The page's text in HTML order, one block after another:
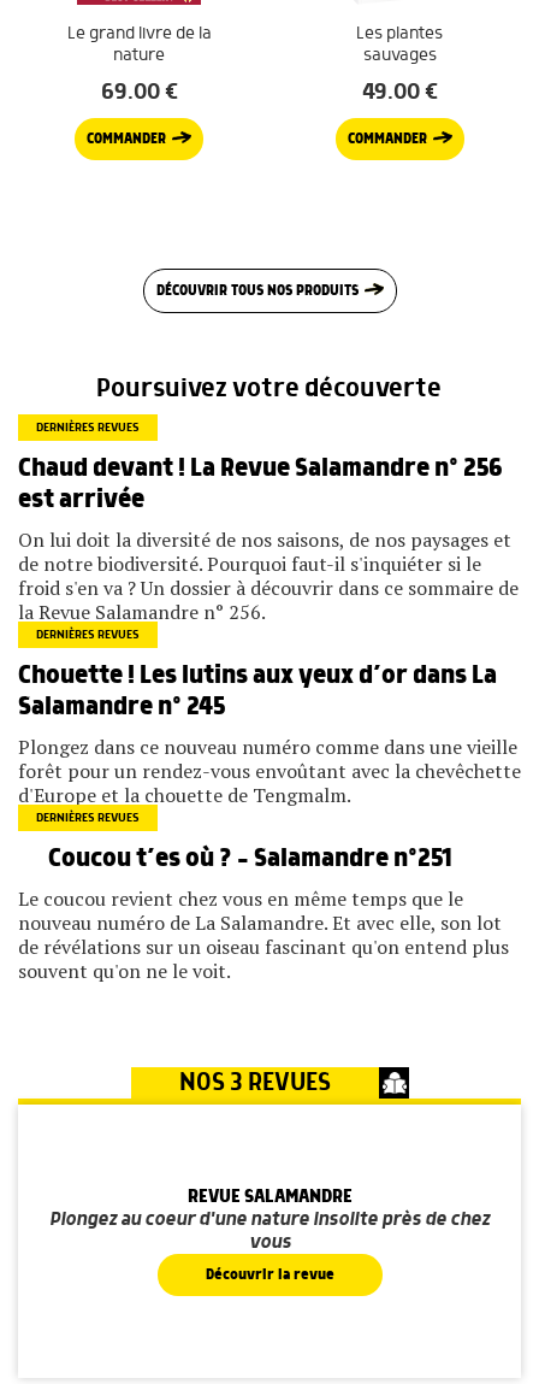
Le grand livre de la
nature
69.00€
COMMANDER
Les plantes
sauvages
49.00€
COMMANDER
DÉCOUVRIR TOUS NOS PRODUITS
Poursuivez votre découverte
DERNIÈRES REVUES
Chaud devant ! La Revue Salamandre n° 256
est arrivée
On lui doit la diversité de nos saisons, de nos paysages et
de notre biodiversité. Pourquoi faut-il s'inquiéter si le
froid s'en va ? Un dossier à découvrir dans ce sommaire de
la Revue Salamandre n° 256.
DERNIÈRES REVUES
Chouette ! Les lutins aux yeux d’or dans La
Salamandre n° 245
Plongez dans ce nouveau numéro comme dans une vieille
forêt pour un rendez-vous envoûtant avec la chevêchette
d'Europe et la chouette de Tengmalm.
DERNIÈRES REVUES
Coucou t’es où ? – Salamandre n°251
Le coucou revient chez vous en même temps que le
nouveau numéro de La Salamandre. Et avec elle, son lot
de révélations sur un oiseau fascinant qu'on entend plus
souvent qu'on ne le voit.
NOS 3 REVUES
REVUE SALAMANDRE
Plongez au coeur d'une nature insolite près de chez
vous
Découvrir la revue